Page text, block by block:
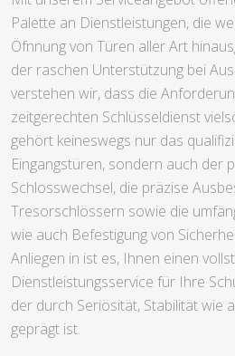
Palette an Dienstleistungen, die
Öfnnung von Türen aller Art
der raschen Unterstützung bei
verstehen wir, dass die
zeitgerechten Schlüsseldienst
gehört keineswegs nur das
Eingangstüren, sondern auch der
Schlosswechsel, die präzise
Tresorschlössern sowie die
wie auch Befestigung von
Anliegen in ist es, Ihnen einen
Dienstleistungsservice für Ihre
der durch Seriösität, Stabilität wie
geprägt ist.